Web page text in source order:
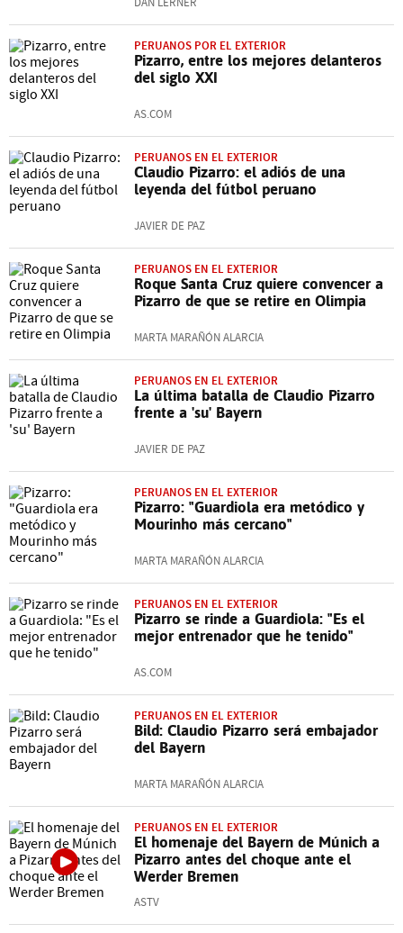
PERUANOS POR EL EXTERIOR
Pizarro, entre los mejores delanteros
del siglo XXI
AS.COM
PERUANOS EN EL EXTERIOR
Claudio Pizarro: el adiós de una
leyenda del fútbol peruano
JAVIER DE PAZ
PERUANOS EN EL EXTERIOR
Roque Santa Cruz quiere convencer a
Pizarro de que se retire en Olimpia
MARTA MARAÑÓN ALARCIA
PERUANOS EN EL EXTERIOR
La última batalla de Claudio Pizarro
frente a 'su' Bayern
JAVIER DE PAZ
PERUANOS EN EL EXTERIOR
Pizarro: "Guardiola era metódico y
Mourinho más cercano"
MARTA MARAÑÓN ALARCIA
PERUANOS EN EL EXTERIOR
Pizarro se rinde a Guardiola: "Es el
mejor entrenador que he tenido"
AS.COM
PERUANOS EN EL EXTERIOR
Bild: Claudio Pizarro será embajador
del Bayern
MARTA MARAÑÓN ALARCIA
PERUANOS EN EL EXTERIOR
El homenaje del Bayern de Múnich a
Pizarro antes del choque ante el
Werder Bremen
ASTV